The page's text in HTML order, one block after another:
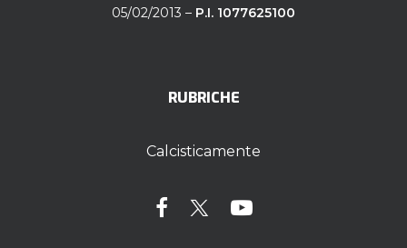
05/02/2013 – P.I. 1077625100
RUBRICHE
Calcisticamente